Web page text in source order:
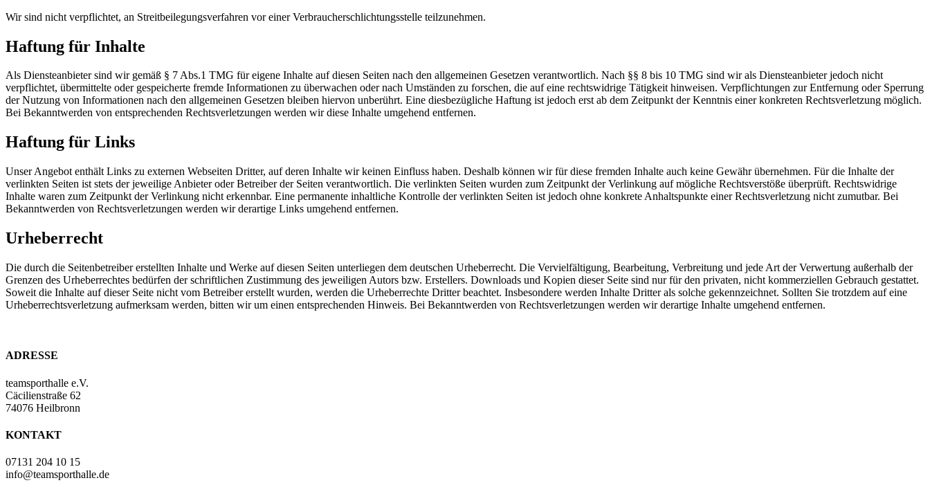
Wir sind nicht verpflichtet, an Streitbeilegungsverfahren vor einer Verbraucherschlichtungsstelle teilzunehmen.
Haftung für Inhalte
Als Diensteanbieter sind wir gemäß § 7 Abs.1 TMG für eigene Inhalte auf diesen Seiten nach den allgemeinen Gesetzen verantwortlich. Nach §§ 8 bis 10 TMG sind wir als Diensteanbieter jedoch nicht
verpflichtet, übermittelte oder gespeicherte fremde Informationen zu überwachen oder nach Umständen zu forschen, die auf eine rechtswidrige Tätigkeit hinweisen. Verpflichtungen zur Entfernung oder Sperrung
der Nutzung von Informationen nach den allgemeinen Gesetzen bleiben hiervon unberührt. Eine diesbezügliche Haftung ist jedoch erst ab dem Zeitpunkt der Kenntnis einer konkreten Rechtsverletzung möglich.
Bei Bekanntwerden von entsprechenden Rechtsverletzungen werden wir diese Inhalte umgehend entfernen.
Haftung für Links
Unser Angebot enthält Links zu externen Webseiten Dritter, auf deren Inhalte wir keinen Einfluss haben. Deshalb können wir für diese fremden Inhalte auch keine Gewähr übernehmen. Für die Inhalte der
verlinkten Seiten ist stets der jeweilige Anbieter oder Betreiber der Seiten verantwortlich. Die verlinkten Seiten wurden zum Zeitpunkt der Verlinkung auf mögliche Rechtsverstöße überprüft. Rechtswidrige
Inhalte waren zum Zeitpunkt der Verlinkung nicht erkennbar. Eine permanente inhaltliche Kontrolle der verlinkten Seiten ist jedoch ohne konkrete Anhaltspunkte einer Rechtsverletzung nicht zumutbar. Bei
Bekanntwerden von Rechtsverletzungen werden wir derartige Links umgehend entfernen.
Urheberrecht
Die durch die Seitenbetreiber erstellten Inhalte und Werke auf diesen Seiten unterliegen dem deutschen Urheberrecht. Die Vervielfältigung, Bearbeitung, Verbreitung und jede Art der Verwertung außerhalb der
Grenzen des Urheberrechtes bedürfen der schriftlichen Zustimmung des jeweiligen Autors bzw. Erstellers. Downloads und Kopien dieser Seite sind nur für den privaten, nicht kommerziellen Gebrauch gestattet.
Soweit die Inhalte auf dieser Seite nicht vom Betreiber erstellt wurden, werden die Urheberrechte Dritter beachtet. Insbesondere werden Inhalte Dritter als solche gekennzeichnet. Sollten Sie trotzdem auf eine
Urheberrechtsverletzung aufmerksam werden, bitten wir um einen entsprechenden Hinweis. Bei Bekanntwerden von Rechtsverletzungen werden wir derartige Inhalte umgehend entfernen.
ADRESSE
teamsporthalle e.V.
Cäcilienstraße 62
74076 Heilbronn
KONTAKT
07131 204 10 15
info@teamsporthalle.de